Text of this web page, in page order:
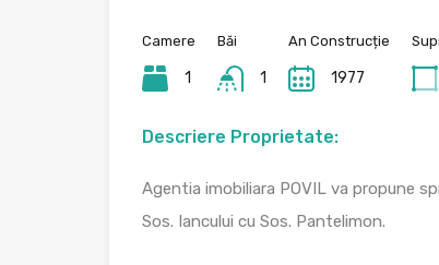
Camere
1
Băi
1
An Construcție
1977
Descriere Proprietate:
Agentia imobiliara POVIL va propune
Sos. Iancului cu Sos. Pantelimon.